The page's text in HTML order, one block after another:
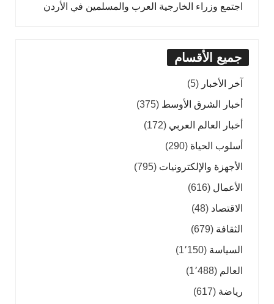
اجتمع وزراء الخارجية العرب والمسلمين في الأردن
جميع الأقسام
آخر الأخبار (5)
أخبار الشرق الأوسط (375)
أخبار العالم العربي (172)
أسلوب الحياة (290)
الأجهزة والإلكترونيات (795)
الأعمال (616)
الاقتصاد (48)
الثقافة (679)
السياسة (1٬150)
العالم (1٬488)
رياضة (617)